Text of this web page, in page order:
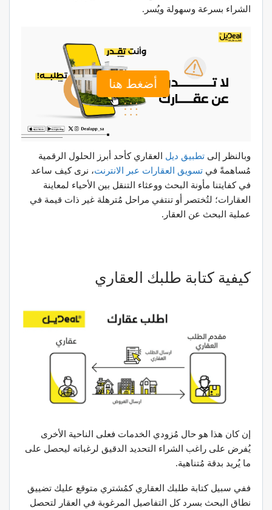
الشراء بسرعة وسهولة ويُسر.
أضغط هنا
وبالنظر إلى تطبيق ديل العقاري كأحد أبرز الحلول الرقمية
مُساهمةً في تسويق العقارات عبر الانترنت، نرى كيف ساعد
في كفايتنا مأونة البحث ووعثاء التنقل بين الأحياء لمعاينة
العقارات؛ لتُختصر أو تنتفي مراحل مُترهلة غير ذات قيمة في
عملية البحث عن العقار.
كيفية كتابة طلبك العقاري
إن كان هذا هو حال مُزودي الخدمات فعلى الناحية الأخرى
يُفرض على راغب الشراء التحديد الدقيق لرغباته ليحصل على
ما يُريد بدقة مُتناهية.
ففي سبيل كتابة طلبك العقاري كمُشتري متوقع عليك تضييق
نطاق البحث بسرد كل التفاصيل المرغوبة في العقار لتحصل